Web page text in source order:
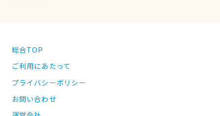
総合TOP
ご利用にあたって
プライバシーポリシー
お問い合わせ